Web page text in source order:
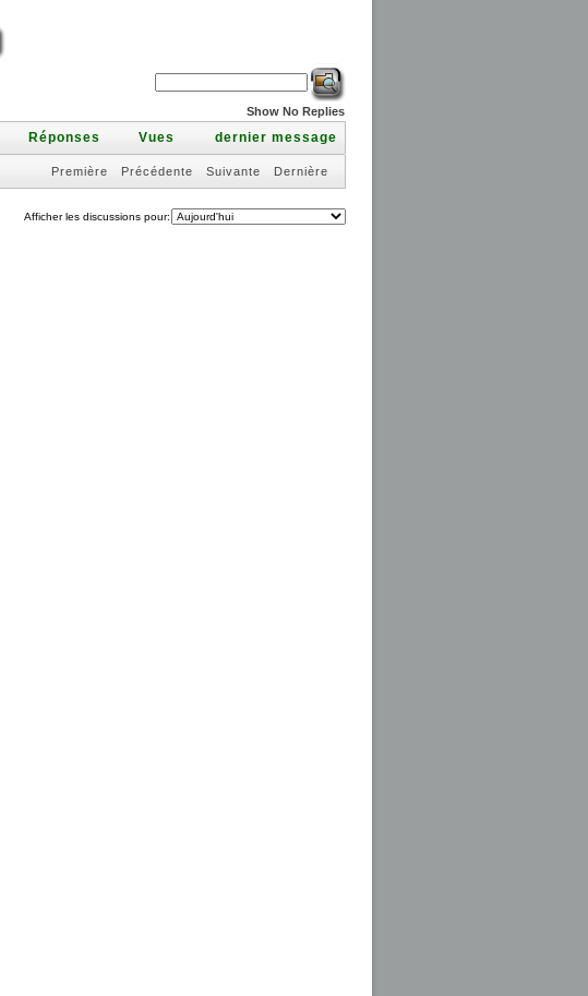
Show No Replies
Réponses Vues dernier message
Première Précédente Suivante Dernière
Afficher les discussions pour: